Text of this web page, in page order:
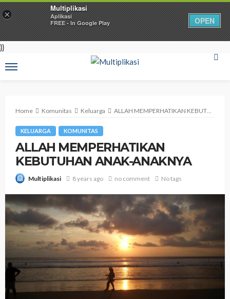
}}
×
Multiplikasi
Aplikasi
FREE - In Google Play
OPEN
Home Komunitas Keluarga ALLAH MEMPERHATIKAN KEBUTUHAN ANAK-ANAKNYA
KELUARGA KOMUNITAS
ALLAH MEMPERHATIKAN
KEBUTUHAN ANAK-ANAKNYA
Multiplikasi 8 years ago no comment No tags